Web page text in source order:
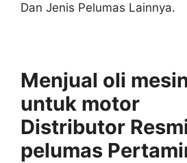
Dan Jenis Pelumas Lainnya.
Menjual oli
untuk motor
Distributor
pelumas